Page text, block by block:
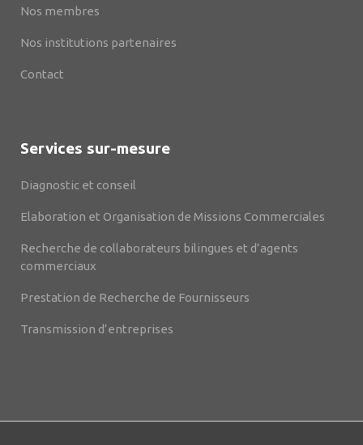
Nos membres
Nos institutions partenaires
Contact
Services sur-mesure
Diagnostic et conseil
Elaboration et Organisation de Missions Commerciales
Recherche de collaborateurs bilingues et d’agents
commerciaux
Prestation de Recherche de Fournisseurs
Transmission d’entreprises